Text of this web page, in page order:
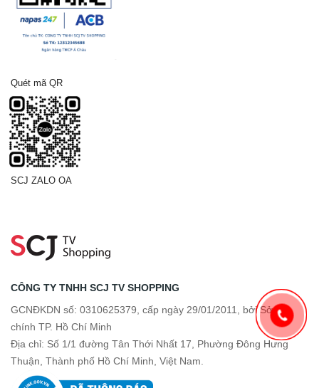
Quét mã QR
SCJ ZALO OA
CÔNG TY TNHH SCJ TV SHOPPING
GCNĐKDN số: 0310625379, cấp ngày 29/01/2011, bởi Sở tài
chính TP. Hồ Chí Minh
Địa chỉ: Số 1/1 đường Tân Thới Nhất 17, Phường Đông Hưng
Thuận, Thành phố Hồ Chí Minh, Việt Nam.